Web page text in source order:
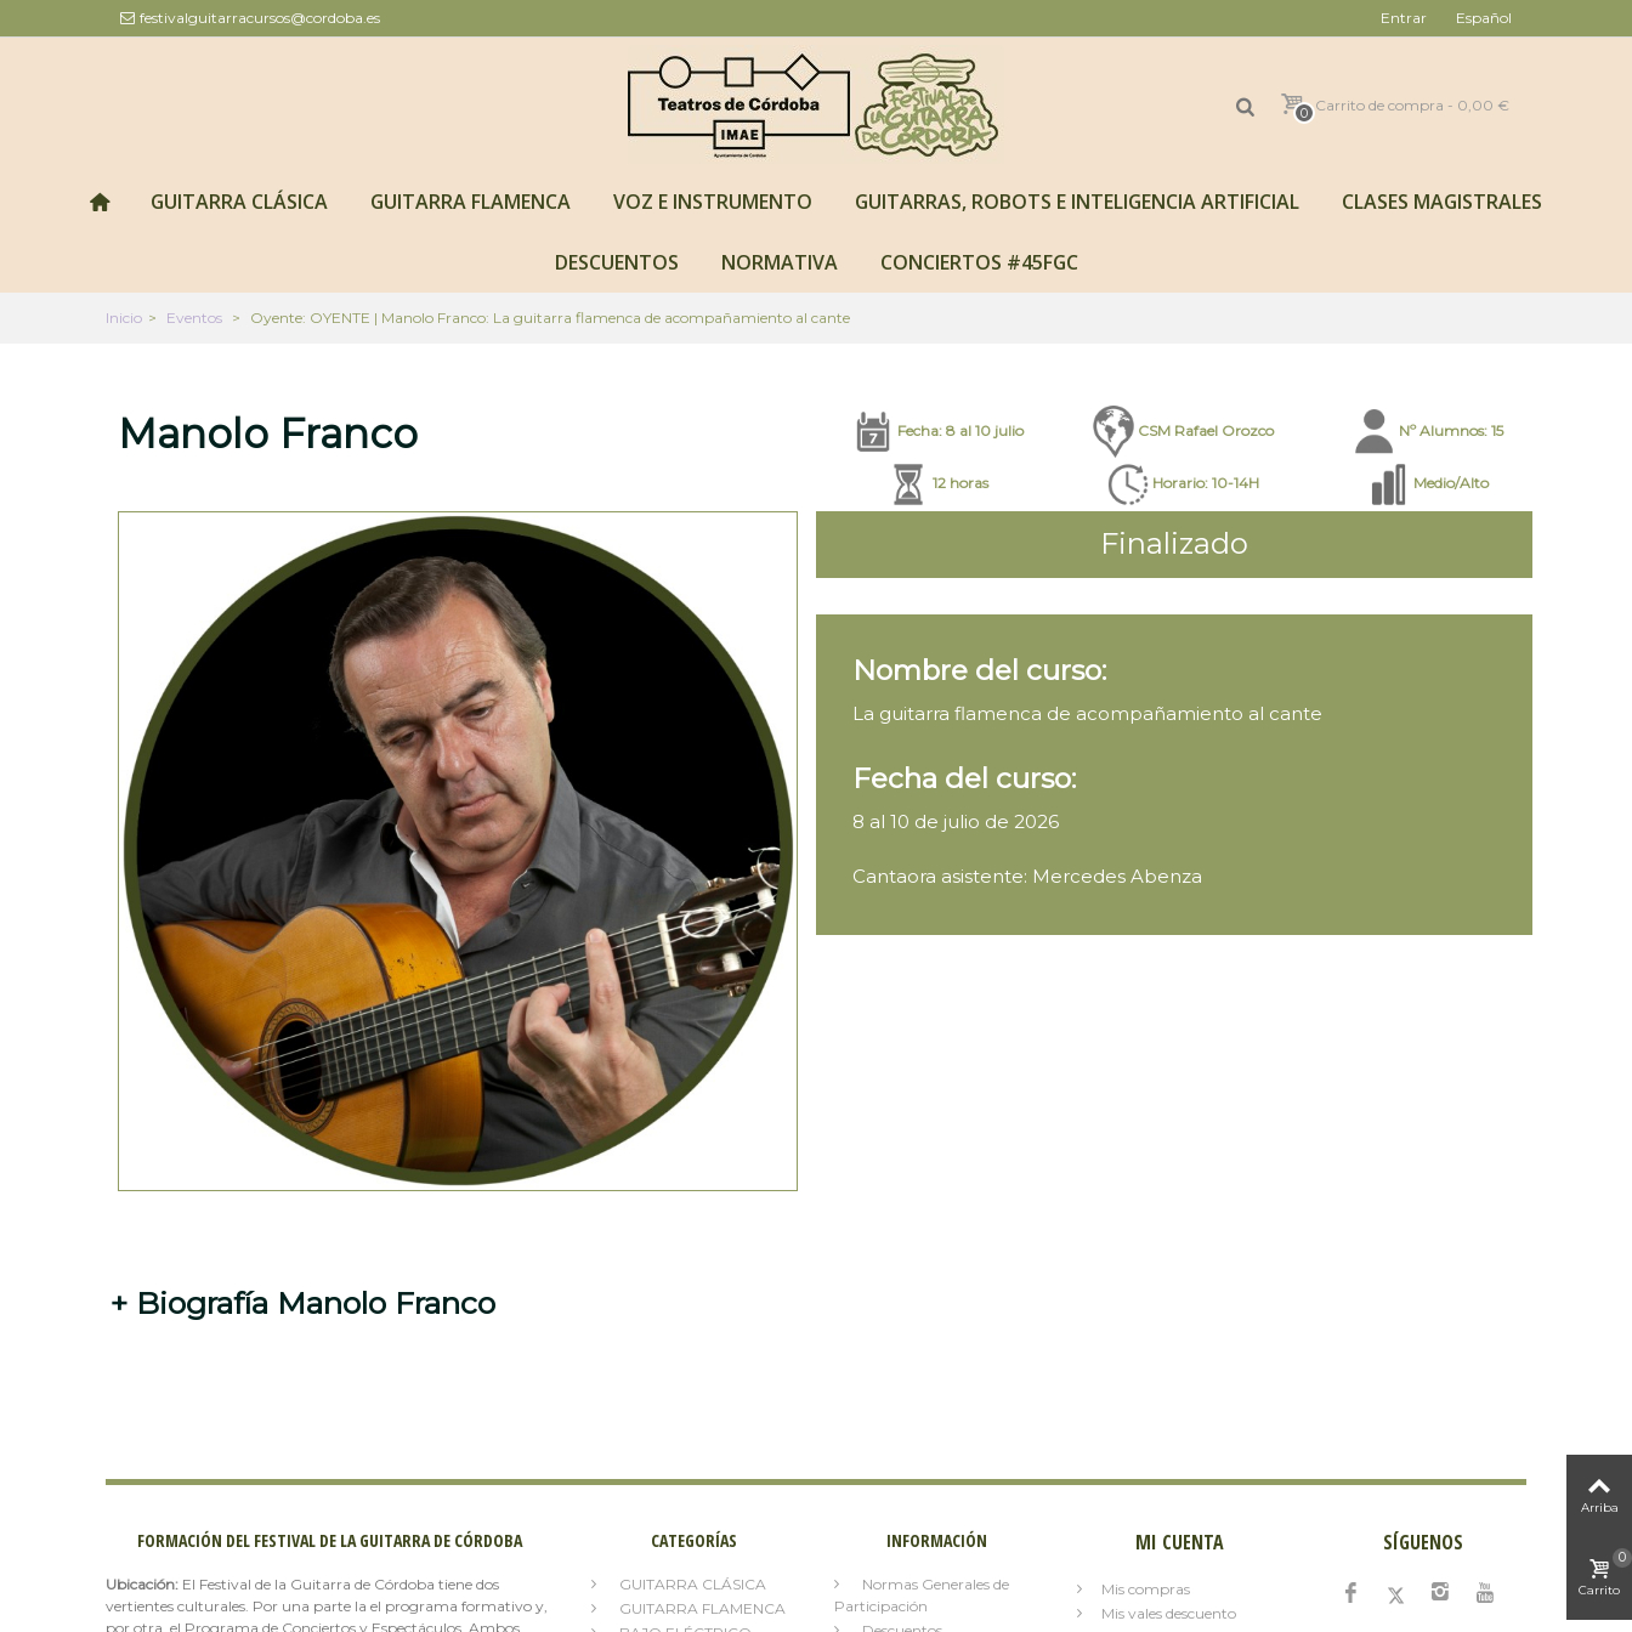
festivalguitarracursos@cordoba.es Español
Entrar
0 Carrito de compra - 0,00 €
GUITARRA CLÁSICA GUITARRA FLAMENCA VOZ E INSTRUMENTO GUITARRAS, ROBOTS E INTELIGENCIA ARTIFICIAL CLASES MAGISTRALES
DESCUENTOS NORMATIVA CONCIERTOS #45FGC
Inicio > Eventos > Oyente: OYENTE | Manolo Franco: La guitarra flamenca de acompañamiento al cante
Manolo Franco Fecha: 8 al 10 julio CSM Rafael Orozco Nº Alumnos: 15
12 horas Horario: 10-14H Medio/Alto
Finalizado
Nombre del curso:
La guitarra flamenca de acompañamiento al cante
Fecha del curso:
8 al 10 de julio de 2026
Cantaora asistente: Mercedes Abenza
+ Biografía Manolo Franco
FORMACIÓN DEL FESTIVAL DE LA GUITARRA DE CÓRDOBA
Ubicación: El Festival de la Guitarra de Córdoba tiene dos
vertientes culturales. Por una parte la el programa formativo y,
por otra, el Programa de Conciertos y Espectáculos. Ambos
CATEGORÍAS
GUITARRA CLÁSICA
GUITARRA FLAMENCA
INFORMACIÓN
Normas Generales de
Participación
MI CUENTA
Mis compras
Mis vales descuento
SÍGUENOS
Arriba
Carrito
0